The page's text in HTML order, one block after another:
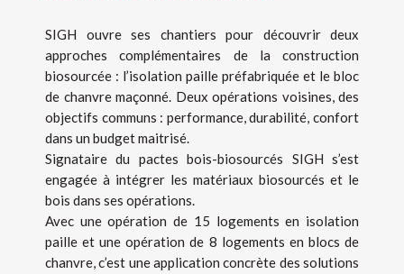
SIGH ouvre ses chantiers pour découvrir deux
approches complémentaires de la construction
biosourcée : l’isolation paille préfabriquée et le bloc
de chanvre maçonné. Deux opérations voisines, des
objectifs communs : performance, durabilité, confort
dans un budget maitrisé.
Signataire du pactes bois-biosourcés SIGH s’est
engagée à intégrer les matériaux biosourcés et le
bois dans ses opérations.
Avec une opération de 15 logements en isolation
paille et une opération de 8 logements en blocs de
chanvre, c’est une application concrète des solutions